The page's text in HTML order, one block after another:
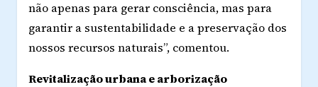
não apenas para gerar consciência, mas para
garantir a sustentabilidade e a preservação dos
nossos recursos naturais”, comentou.
Revitalização urbana e arborização